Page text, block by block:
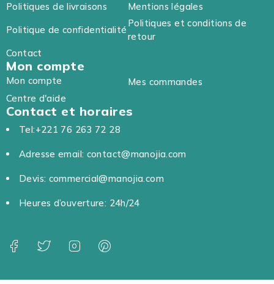
Politiques de livraisons
Mentions légales
Politique de confidentialité
Politiques et conditions de
retour
Contact
Mon compte
Mon compte
Mes commandes
Centre d'aide
Contact et horaires
Tel:+221 76 263 72 28
Adresse email: contact@manojia.com
Devis: commercial@manojia.com
Heures d’ouverture: 24h/24